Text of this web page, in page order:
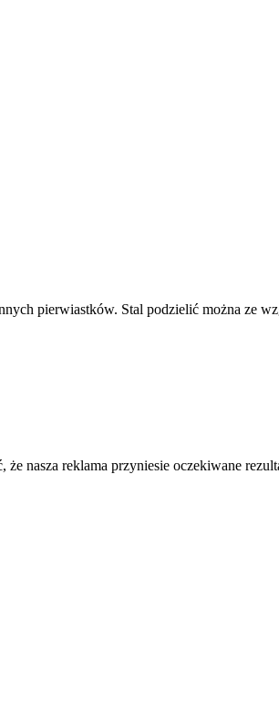
pierwiastków. Stal podzielić można ze
nasza reklama przyniesie oczekiwane